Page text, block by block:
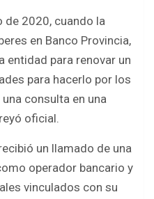
de 2020, cuando la
en Banco Provincia,
entidad para renovar un
para hacerlo por los
consulta en una
oficial.
un llamado de una
operador bancario y
vinculados con su